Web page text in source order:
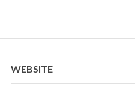
WEBSITE